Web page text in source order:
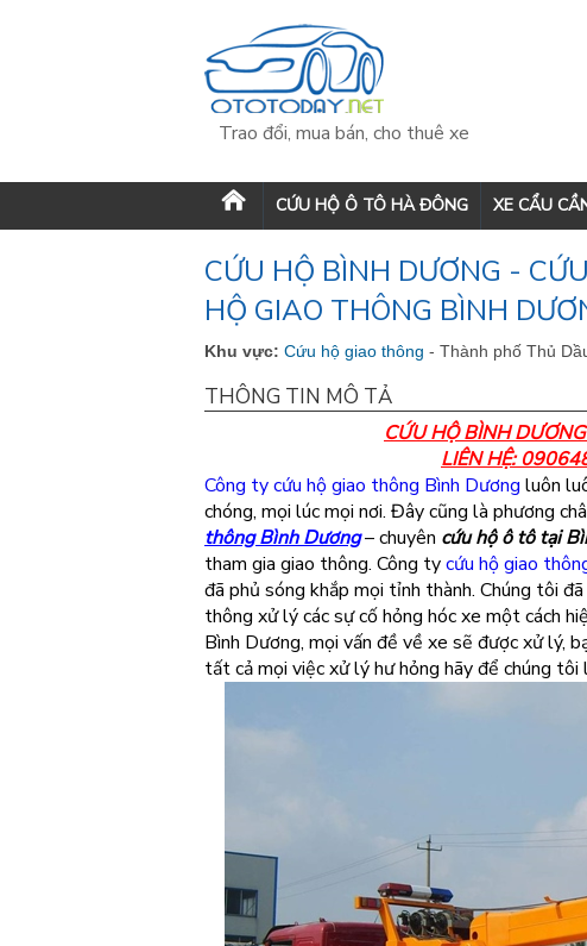
Trao đổi, mua bán, cho thuê xe
CỨU HỘ Ô TÔ HÀ ĐÔNG XE CẨU
CỨU HỘ BÌNH DƯƠNG -
HỘ GIAO THÔNG BÌNH
Khu vực: Cứu hộ giao thông - Thành phố Thủ
THÔNG TIN MÔ TẢ
CỨU HỘ BÌNH
LIÊN HỆ:
Công ty cứu hộ giao thông Bình Dương luôn
chóng, mọi lúc mọi nơi. Đây cũng là phương
thông Bình Dương– chuyên cứu hộ ô tô tại
tham gia giao thông. Công tycứu hộ giao
đã phủ sóng khắp mọi tỉnh thành. Chúng tôi
thông xử lý các sự cố hỏng hóc xe một cách
Bình Dương, mọi vấn đề về xe sẽ được xử lý,
tất cả mọi việc xử lý hư hỏng hãy để chúng tôi